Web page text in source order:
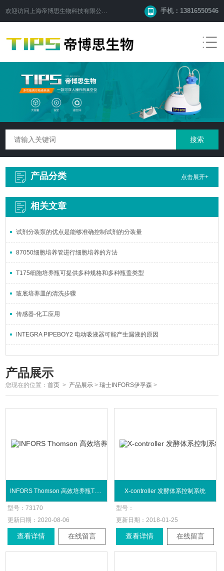
欢迎访问 上海帝博思生物科技有限公司 手机：13816550546
产品分类 点击展开+
相关文章
试剂分装泵的优点是能够准确控制试剂的分装量
87050细胞培养管进行细胞培养的方法
T175细胞培养瓶可提供多种规格和多种瓶盖类型
玻底培养皿的清洗步骤
传感器-化工应用
INTEGRA PIPEBOY2 电动吸液器可能产生漏液的原因
产品展示
您现在的位置：首页 > 产品展示 >瑞士INFORS伊孚森 >
型号：73170
更新日期： 2020-08-06
查看详情 在线留言
X-controller 发酵体系控制系统
型号：
更新日期： 2018-01-25
查看详情 在线留言